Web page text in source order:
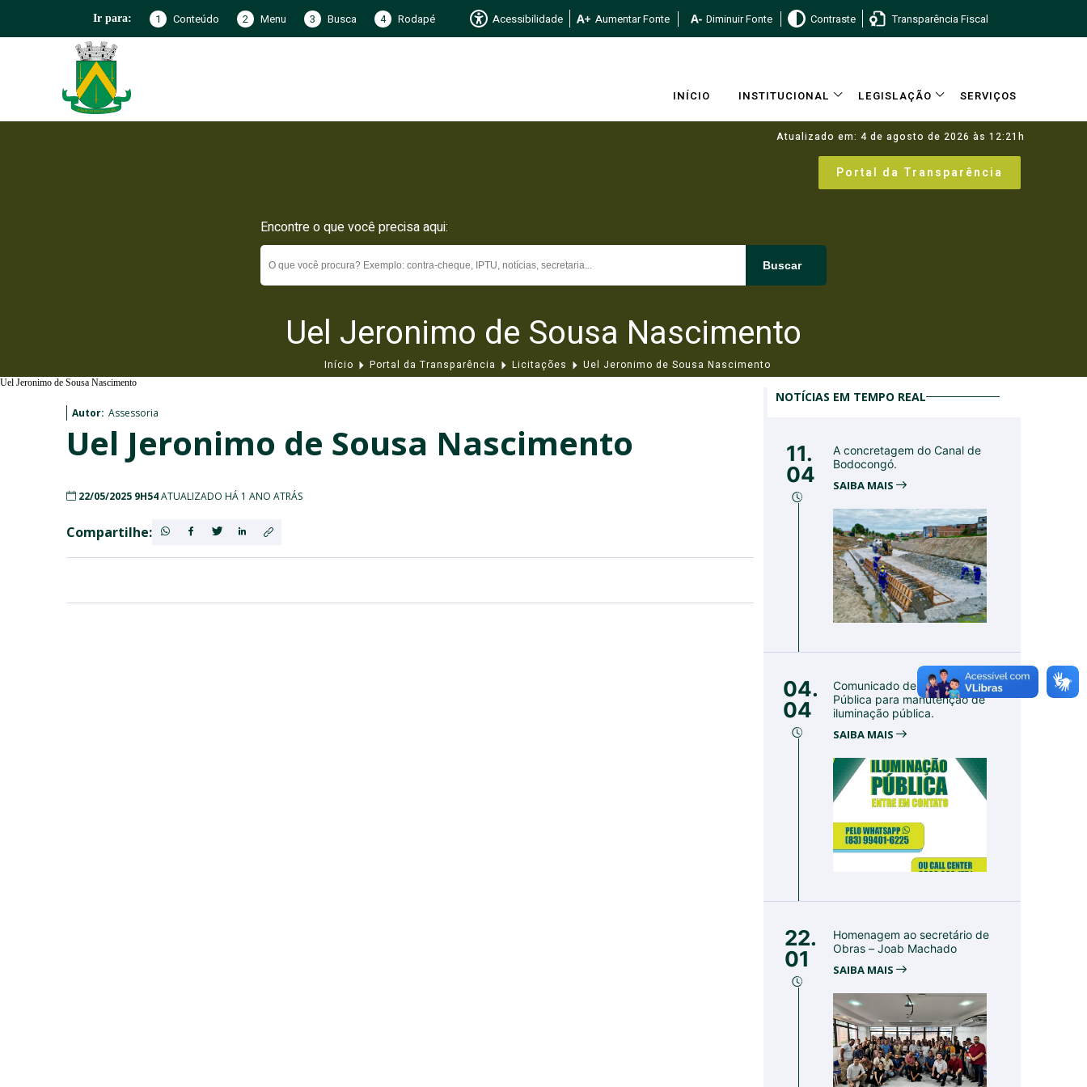
Ir para: 1 Conteúdo 2 Menu 3 Busca 4 Rodapé Acessibilidade Aumentar Fonte Diminuir Fonte Contraste Transparência Fiscal
INÍCIO INSTITUCIONAL LEGISLAÇÃO SERVIÇOS
Atualizado em: 4 de agosto de 2026 às 12:21h
Portal da Transparência
Encontre o que você precisa aqui:
Buscar
Uel Jeronimo de Sousa Nascimento
Início Portal da Transparência Licitações Uel Jeronimo de Sousa Nascimento
Uel Jeronimo de Sousa Nascimento
Autor: Assessoria
Uel Jeronimo de Sousa Nascimento
22/05/2025 9H54ATUALIZADO HÁ 1 ANO ATRÁS
Compartilhe:
NOTÍCIAS EM TEMPO REAL
11.
04
A concretagem do Canal de
Bodocongó.
SAIBA MAIS
04.
04
Comunicado de Utilidade
Pública para manutenção de
iluminação pública.
SAIBA MAIS
22.
01
Homenagem ao secretário de
Obras – Joab Machado
SAIBA MAIS